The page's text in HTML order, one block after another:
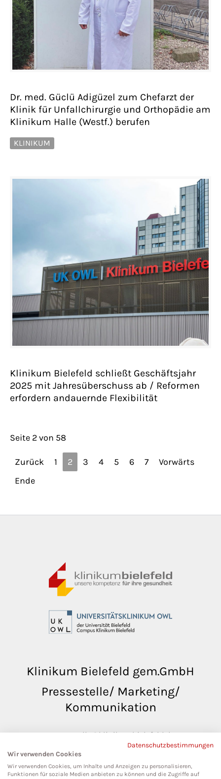
Dr. med. Güclü Adigüzel zum Chefarzt der
Klinik für Unfallchirurgie und Orthopädie am
Klinikum Halle (Westf.) berufen
KLINIKUM
Klinikum Bielefeld schließt Geschäftsjahr
2025 mit Jahresüberschuss ab / Reformen
erfordern andauernde Flexibilität
Seite 2 von 58
Zurück 1 2 3 4 5 6 7
Vorwärts
Ende
Klinikum Bielefeld gem.GmbH
Pressestelle/ Marketing/
Kommunikation
pressestelle@klinikumbielefeld.de
Teutoburger Str. 50
33604 Bielefeld
Datenschutzbestimmungen
Wir verwenden Cookies
Wir verwenden Cookies, um Inhalte und Anzeigen zu personalisieren,
Funktionen für soziale Medien anbieten zu können und die Zugriffe auf